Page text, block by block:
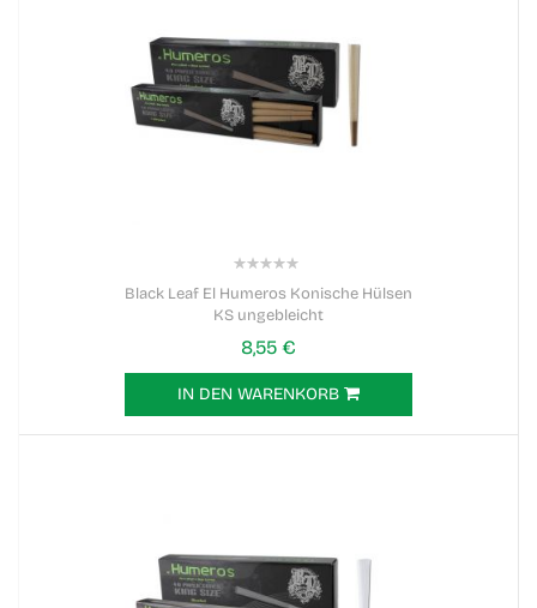
Black Leaf El Humeros Konische Hülsen
KS ungebleicht
8,55 €
IN DEN WARENKORB